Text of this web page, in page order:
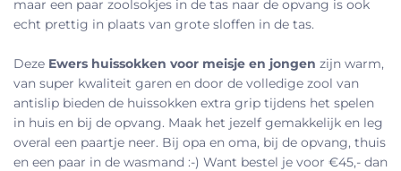
maar een paar zoolsokjes in de tas naar de opvang is ook
echt prettig in plaats van grote sloffen in de tas.
Deze Ewers huissokken voor meisje en jongen zijn warm,
van super kwaliteit garen en door de volledige zool van
antislip bieden de huissokken extra grip tijdens het spelen
in huis en bij de opvang. Maak het jezelf gemakkelijk en leg
overal een paartje neer. Bij opa en oma, bij de opvang, thuis
en een paar in de wasmand :-) Want bestel je voor €45,- dan